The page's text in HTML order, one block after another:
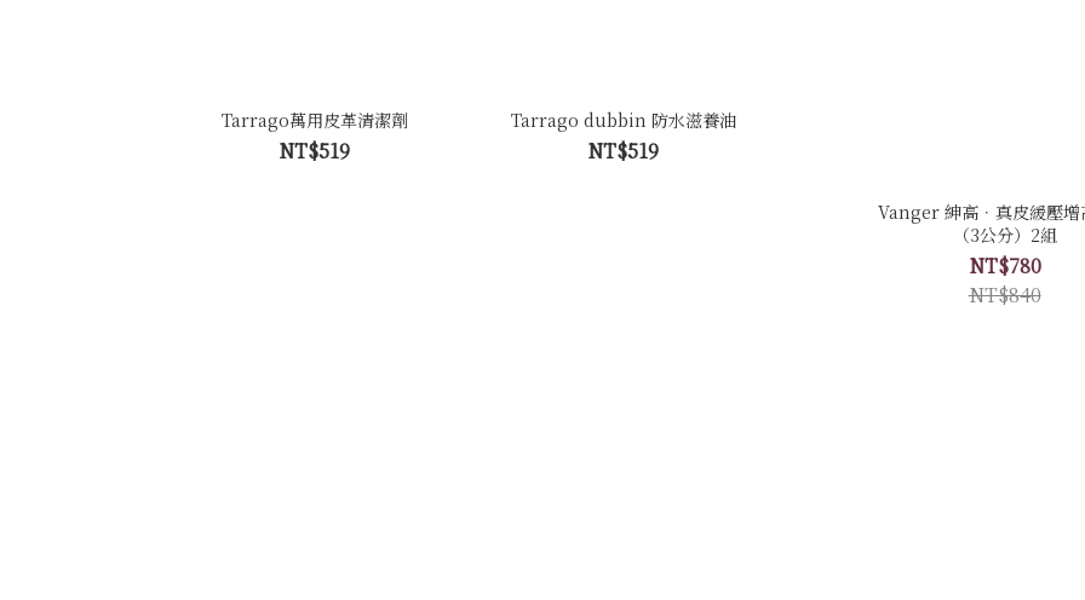
Tarrago萬用皮革清潔劑
NT$519
Tarrago dubbin 防水滋養油
NT$519
Vanger 紳高．真皮緩壓增
（3公分）2組
NT$780
NT$840